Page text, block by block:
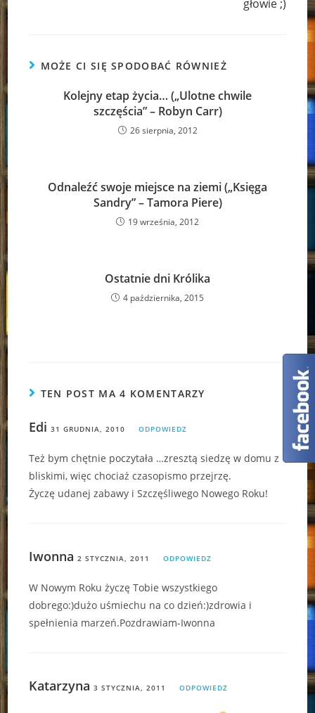
głowie ;)
MOŻE CI SIĘ SPODOBAĆ RÓWNIEŻ
Kolejny etap życia… („Ulotne chwile
szczęścia” – Robyn Carr)
26 sierpnia, 2012
Odnaleźć swoje miejsce na ziemi („Księga
Sandry” – Tamora Piere)
19 września, 2012
Ostatnie dni Królika
4 października, 2015
TEN POST MA 4 KOMENTARZY
Edi 31 GRUDNIA, 2010 ODPOWIEDZ
Też bym chętnie poczytała …zresztą siedzę w domu z
bliskimi, więc chociaż czasopismo przejrzę.
Życzę udanej zabawy i Szczęśliwego Nowego Roku!
Iwonna 2 STYCZNIA, 2011 ODPOWIEDZ
W Nowym Roku życzę Tobie wszystkiego
dobrego:)dużo uśmiechu na co dzień:)zdrowia i
spełnienia marzeń.Pozdrawiam-Iwonna
Katarzyna 3 STYCZNIA, 2011 ODPOWIEDZ